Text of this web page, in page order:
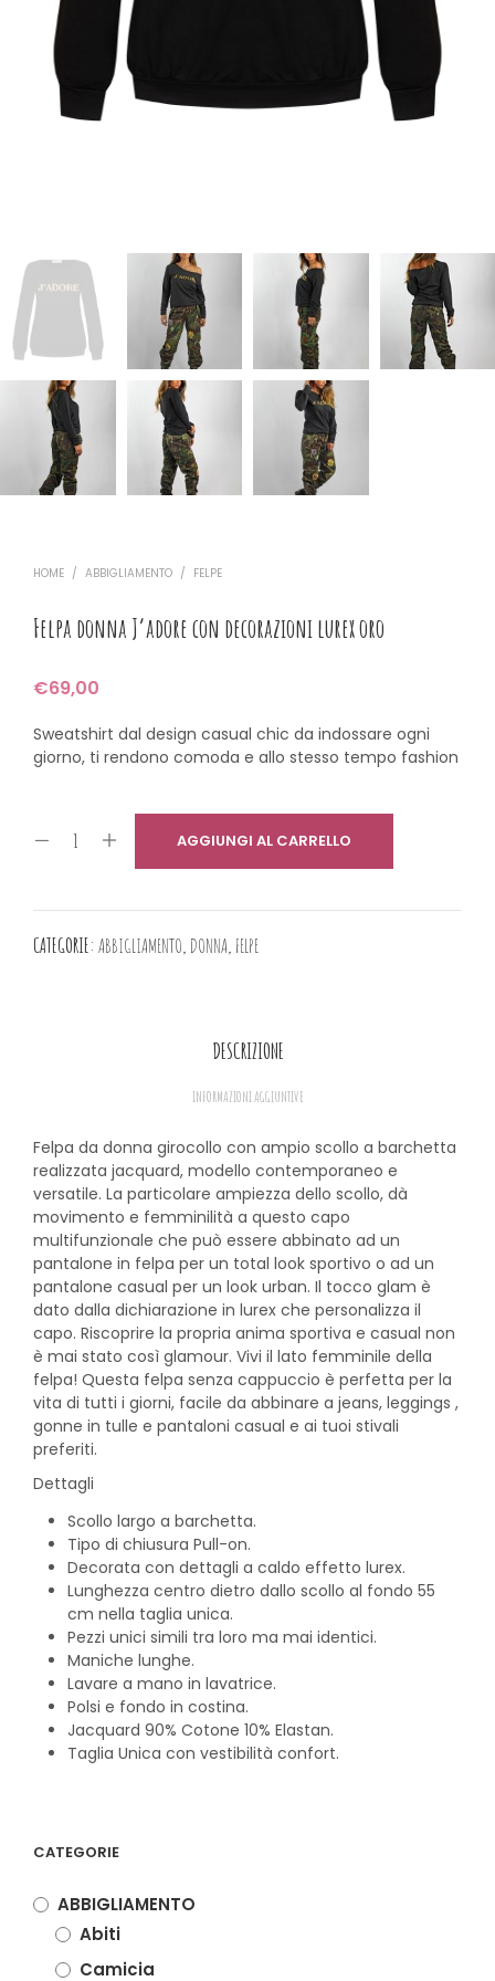
HOME / ABBIGLIAMENTO / FELPE
Felpa donna J’adore con decorazioni lurex oro
€69,00
Sweatshirt dal design casual chic da indossare ogni
giorno, ti rendono comoda e allo stesso tempo fashion
AGGIUNGI AL CARRELLO
CATEGORIE: ABBIGLIAMENTO DONNA FELPE
DESCRIZIONE
INFORMAZIONI AGGIUNTIVE
Felpa da donna girocollo con ampio scollo a barchetta
realizzata jacquard, modello contemporaneo e
versatile. La particolare ampiezza dello scollo, dà
movimento e femminilità a questo capo
multifunzionale che può essere abbinato ad un
pantalone in felpa per un total look sportivo o ad un
pantalone casual per un look urban. Il tocco glam è
dato dalla dichiarazione in lurex che personalizza il
capo. Riscoprire la propria anima sportiva e casual non
è mai stato così glamour. Vivi il lato femminile della
felpa! Questa felpa senza cappuccio è perfetta per la
vita di tutti i giorni, facile da abbinare a jeans, leggings ,
gonne in tulle e pantaloni casual e ai tuoi stivali
preferiti.
Dettagli
Scollo largo a barchetta.
Tipo di chiusura Pull-on.
Decorata con dettagli a caldo effetto lurex.
Lunghezza centro dietro dallo scollo al fondo 55
cm nella taglia unica.
Pezzi unici simili tra loro ma mai identici.
Maniche lunghe.
Lavare a mano in lavatrice.
Polsi e fondo in costina.
Jacquard 90% Cotone 10% Elastan.
Taglia Unica con vestibilità confort.
CATEGORIE
ABBIGLIAMENTO
Abiti
Camicia